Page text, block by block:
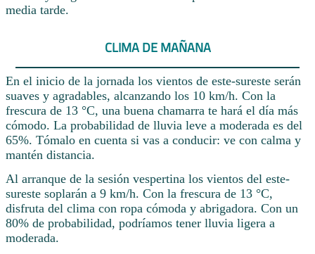
media tarde.
CLIMA DE MAÑANA
En el inicio de la jornada los vientos de este-sureste serán
suaves y agradables, alcanzando los 10 km/h. Con la
frescura de 13 °C, una buena chamarra te hará el día más
cómodo. La probabilidad de lluvia leve a moderada es del
65%. Tómalo en cuenta si vas a conducir: ve con calma y
mantén distancia.
Al arranque de la sesión vespertina los vientos del este-
sureste soplarán a 9 km/h. Con la frescura de 13 °C,
disfruta del clima con ropa cómoda y abrigadora. Con un
80% de probabilidad, podríamos tener lluvia ligera a
moderada.